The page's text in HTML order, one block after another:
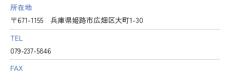
所在地
〒671-1155 兵庫県姫路市広畑区大町1-30
TEL
079-237-5846
FAX